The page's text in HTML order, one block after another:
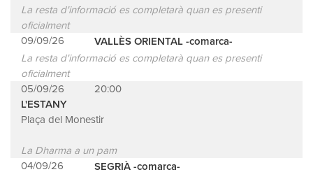
La resta d'informació es completarà quan es presenti
oficialment
09/09/26
VALLÈS ORIENTAL -comarca-
La resta d'informació es completarà quan es presenti
oficialment
05/09/26
20:00
L'ESTANY
Plaça del Monestir
La Dharma a un pam
04/09/26
SEGRIÀ -comarca-